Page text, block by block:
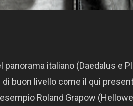
italiano (Daedalus e
buon livello come il qui
Roland Grapow